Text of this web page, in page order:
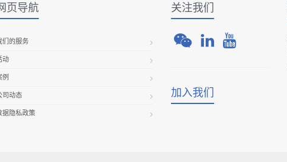
页导航
们的服务
动
例
司动态
据隐私政策
关注我们
加入我们